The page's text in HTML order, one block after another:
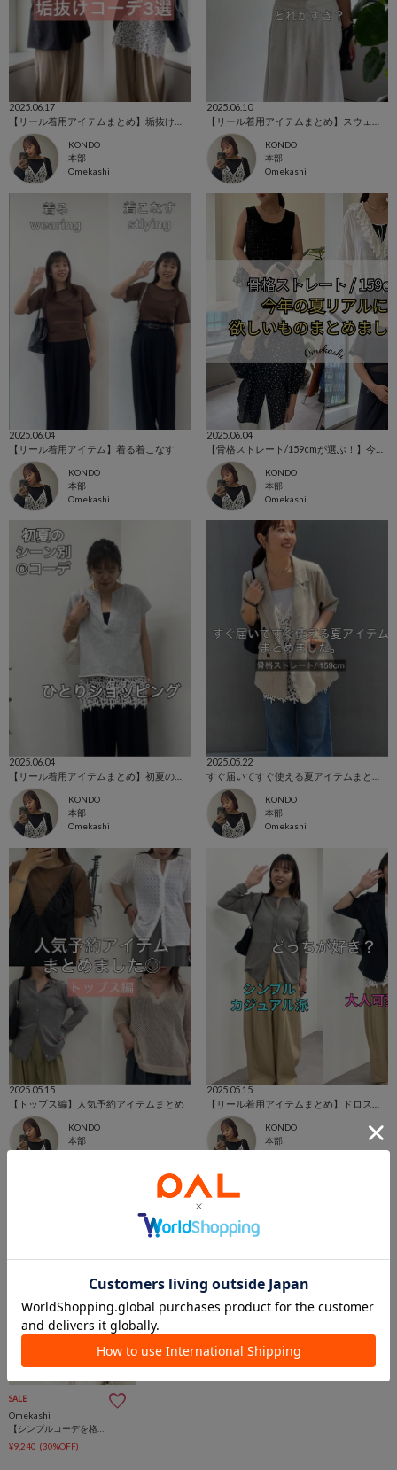
2025.06.17
KONDO
本部
Omekashi
2025.06.10
KONDO
本部
Omekashi
2025.06.04
【リール着用アイテム】着る着こなす
KONDO
本部
Omekashi
2025.06.04
KONDO
本部
Omekashi
2025.06.04
KONDO
本部
Omekashi
2025.05.22
KONDO
本部
Omekashi
2025.05.15
【トップス編】人気予約アイテムまとめ
KONDO
本部
Omekashi
2025.05.15
KONDO
本部
Omekashi
SALE
Omekashi
¥9,240 (30%OFF)